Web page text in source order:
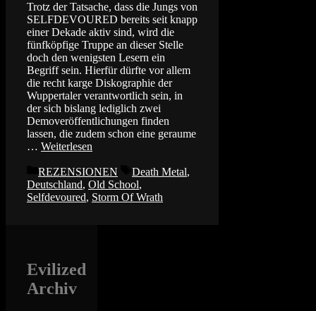
Trotz der Tatsache, dass die Jungs von
SELFDEVOURED bereits seit knapp
einer Dekade aktiv sind, wird die
fünfköpfige Truppe an dieser Stelle
doch den wenigsten Lesern ein
Begriff sein. Hierfür dürfte vor allem
die recht karge Diskographie der
Wuppertaler verantwortlich sein, in
der sich bislang lediglich zwei
Demoveröffentlichungen finden
lassen, die zudem schon eine geraume
… Weiterlesen
Kategorien
REZENSIONEN Schlagwörter
Death Metal,
Deutschland, Old School,
Selfdevoured, Storm Of Wrath
Evilized
Archiv